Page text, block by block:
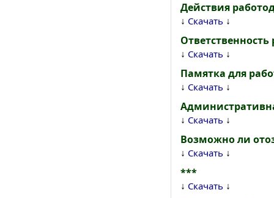
Действия
↓ Скачать ↓
↓ Скачать ↓
Памятка для
↓ Скачать ↓
↓ Скачать ↓
Возможно ли
↓ Скачать ↓
***
↓ Скачать ↓